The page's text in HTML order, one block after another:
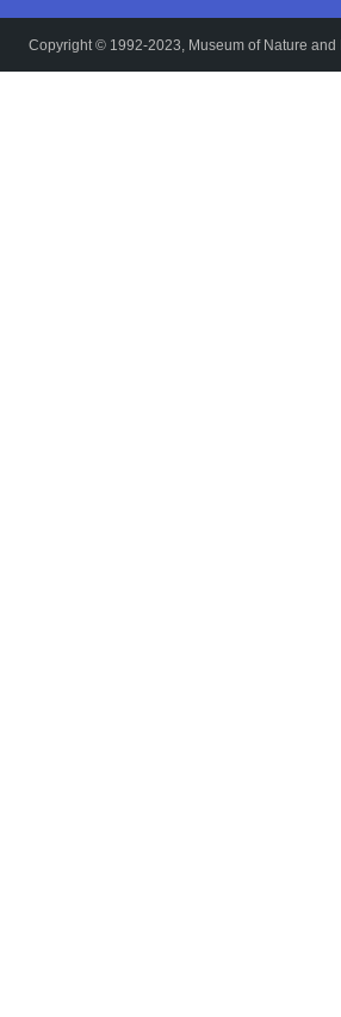
Copyright © 1992-2023, Museum of Nature